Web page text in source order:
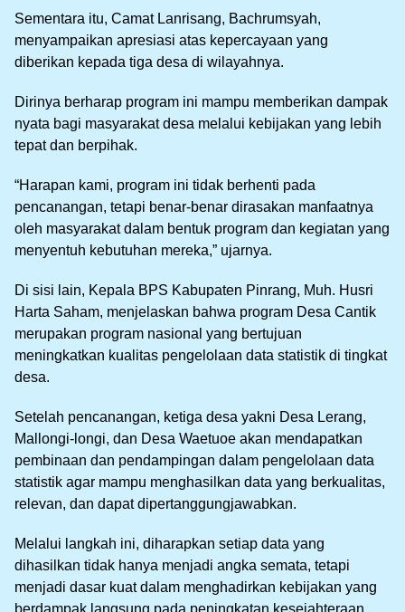
Sementara itu, Camat Lanrisang, Bachrumsyah,
menyampaikan apresiasi atas kepercayaan yang
diberikan kepada tiga desa di wilayahnya.
Dirinya berharap program ini mampu memberikan dampak
nyata bagi masyarakat desa melalui kebijakan yang lebih
tepat dan berpihak.
“Harapan kami, program ini tidak berhenti pada
pencanangan, tetapi benar-benar dirasakan manfaatnya
oleh masyarakat dalam bentuk program dan kegiatan yang
menyentuh kebutuhan mereka,” ujarnya.
Di sisi lain, Kepala BPS Kabupaten Pinrang, Muh. Husri
Harta Saham, menjelaskan bahwa program Desa Cantik
merupakan program nasional yang bertujuan
meningkatkan kualitas pengelolaan data statistik di tingkat
desa.
Setelah pencanangan, ketiga desa yakni Desa Lerang,
Mallongi-longi, dan Desa Waetuoe akan mendapatkan
pembinaan dan pendampingan dalam pengelolaan data
statistik agar mampu menghasilkan data yang berkualitas,
relevan, dan dapat dipertanggungjawabkan.
Melalui langkah ini, diharapkan setiap data yang
dihasilkan tidak hanya menjadi angka semata, tetapi
menjadi dasar kuat dalam menghadirkan kebijakan yang